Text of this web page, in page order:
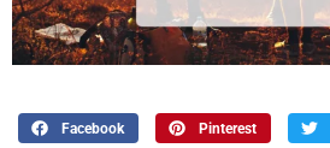
Facebook Pinterest